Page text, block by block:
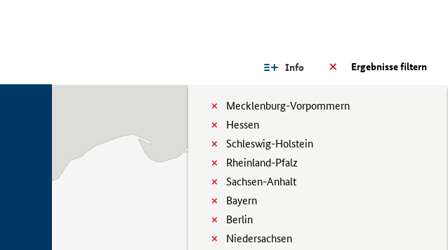
Ergebnisse filtern
Info
Mecklenburg-Vorpommern
Hessen
Schleswig-Holstein
Rheinland-Pfalz
Sachsen-Anhalt
Bayern
Berlin
Niedersachsen